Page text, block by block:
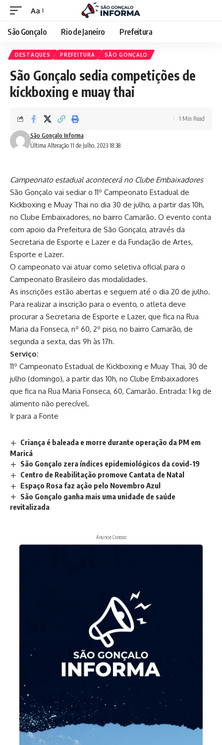
Aa
São Gonçalo Rio de Janeiro Prefeitura
DESTAQUES PREFEITURA SÃO GONÇALO
São Gonçalo sedia competições de
kickboxing e muay thai
Última Alteração 11 de Julho, 2023 18:38
São Gonçalo Informa
1 Min Read
Campeonato estadual acontecerá no Clube Embaixadores
São Gonçalo vai sediar o 11º Campeonato Estadual de
Kickboxing e Muay Thai no dia 30 de julho, a partir das 10h,
no Clube Embaixadores, no bairro Camarão. O evento conta
com apoio da Prefeitura de São Gonçalo, através da
Secretaria de Esporte e Lazer e da Fundação de Artes,
Esporte e Lazer.
O campeonato vai atuar como seletiva oficial para o
Campeonato Brasileiro das modalidades.
As inscrições estão abertas e seguem até o dia 20 de julho.
Para realizar a inscrição para o evento, o atleta deve
procurar a Secretaria de Esporte e Lazer, que fica na Rua
Maria da Fonseca, nº 60, 2º piso, no bairro Camarão, de
segunda a sexta, das 9h às 17h.
Serviço:
11º Campeonato Estadual de Kickboxing e Muay Thai, 30 de
julho (domingo), a partir das 10h, no Clube Embaixadores
que fica na Rua Maria Fonseca, 60, Camarão. Entrada: 1 kg de
alimento não perecível.
Ir para a Fonte
Criança é baleada e morre durante operação da PM em
Maricá
São Gonçalo zera índices epidemiológicos da covid-19
Centro de Reabilitação promove Cantata de Natal
Espaço Rosa faz ação pelo Novembro Azul
São Gonçalo ganha mais uma unidade de saúde
revitalizada
Anuncie Conosco